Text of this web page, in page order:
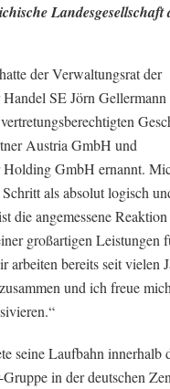
Landesgesellschaft
der Verwaltungsrat der
SE Jörn
Austria GmbH und
Holding GmbH ernannt.
als absolut logisch
die angemessene
großartigen Leistungen
arbeiten bereits seit vielen
und ich freue
seine Laufbahn innerhalb
in der deutschen